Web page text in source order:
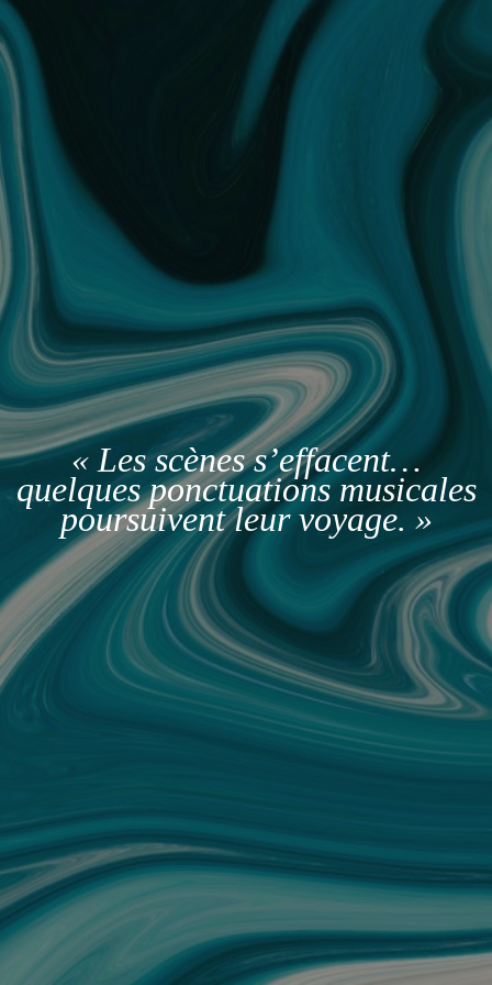
« Les scènes s’effacent…
quelques ponctuations musicales
poursuivent leur voyage. »